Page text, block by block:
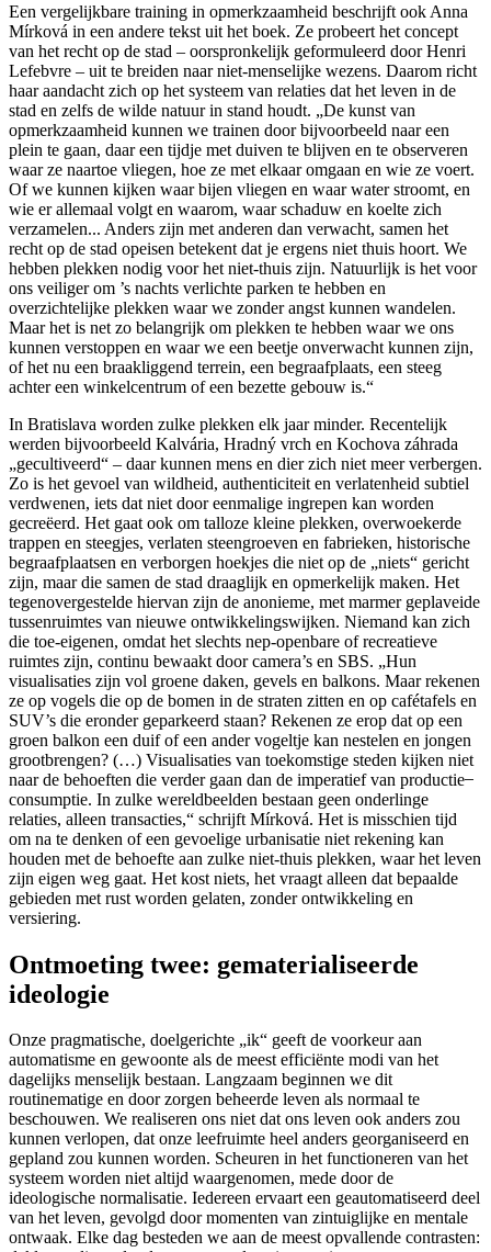
Een vergelijkbare training in opmerkzaamheid beschrijft ook Anna
Mírková in een andere tekst uit het boek. Ze probeert het concept
van het recht op de stad – oorspronkelijk geformuleerd door Henri
Lefebvre – uit te breiden naar niet-menselijke wezens. Daarom richt
haar aandacht zich op het systeem van relaties dat het leven in de
stad en zelfs de wilde natuur in stand houdt. „De kunst van
opmerkzaamheid kunnen we trainen door bijvoorbeeld naar een
plein te gaan, daar een tijdje met duiven te blijven en te observeren
waar ze naartoe vliegen, hoe ze met elkaar omgaan en wie ze voert.
Of we kunnen kijken waar bijen vliegen en waar water stroomt, en
wie er allemaal volgt en waarom, waar schaduw en koelte zich
verzamelen... Anders zijn met anderen dan verwacht, samen het
recht op de stad opeisen betekent dat je ergens niet thuis hoort. We
hebben plekken nodig voor het niet-thuis zijn. Natuurlijk is het voor
ons veiliger om ’s nachts verlichte parken te hebben en
overzichtelijke plekken waar we zonder angst kunnen wandelen.
Maar het is net zo belangrijk om plekken te hebben waar we ons
kunnen verstoppen en waar we een beetje onverwacht kunnen zijn,
of het nu een braakliggend terrein, een begraafplaats, een steeg
achter een winkelcentrum of een bezette gebouw is.“
In Bratislava worden zulke plekken elk jaar minder. Recentelijk
werden bijvoorbeeld Kalvária, Hradný vrch en Kochova záhrada
„gecultiveerd“ – daar kunnen mens en dier zich niet meer verbergen.
Zo is het gevoel van wildheid, authenticiteit en verlatenheid subtiel
verdwenen, iets dat niet door eenmalige ingrepen kan worden
gecreëerd. Het gaat ook om talloze kleine plekken, overwoekerde
trappen en steegjes, verlaten steengroeven en fabrieken, historische
begraafplaatsen en verborgen hoekjes die niet op de „niets“ gericht
zijn, maar die samen de stad draaglijk en opmerkelijk maken. Het
tegenovergestelde hiervan zijn de anonieme, met marmer geplaveide
tussenruimtes van nieuwe ontwikkelingswijken. Niemand kan zich
die toe-eigenen, omdat het slechts nep-openbare of recreatieve
ruimtes zijn, continu bewaakt door camera’s en SBS. „Hun
visualisaties zijn vol groene daken, gevels en balkons. Maar rekenen
ze op vogels die op de bomen in de straten zitten en op cafétafels en
SUV’s die eronder geparkeerd staan? Rekenen ze erop dat op een
groen balkon een duif of een ander vogeltje kan nestelen en jongen
grootbrengen? (…) Visualisaties van toekomstige steden kijken niet
naar de behoeften die verder gaan dan de imperatief van productie ̶
consumptie. In zulke wereldbeelden bestaan geen onderlinge
relaties, alleen transacties,“ schrijft Mírková. Het is misschien tijd
om na te denken of een gevoelige urbanisatie niet rekening kan
houden met de behoefte aan zulke niet-thuis plekken, waar het leven
zijn eigen weg gaat. Het kost niets, het vraagt alleen dat bepaalde
gebieden met rust worden gelaten, zonder ontwikkeling en
versiering.
Ontmoeting twee: gematerialiseerde
ideologie
Onze pragmatische, doelgerichte „ik“ geeft de voorkeur aan
automatisme en gewoonte als de meest efficiënte modi van het
dagelijks menselijk bestaan. Langzaam beginnen we dit
routinematige en door zorgen beheerde leven als normaal te
beschouwen. We realiseren ons niet dat ons leven ook anders zou
kunnen verlopen, dat onze leefruimte heel anders georganiseerd en
gepland zou kunnen worden. Scheuren in het functioneren van het
systeem worden niet altijd waargenomen, mede door de
ideologische normalisatie. Iedereen ervaart een geautomatiseerd deel
van het leven, gevolgd door momenten van zintuiglijke en mentale
ontwaak. Elke dag besteden we aan de meest opvallende contrasten: